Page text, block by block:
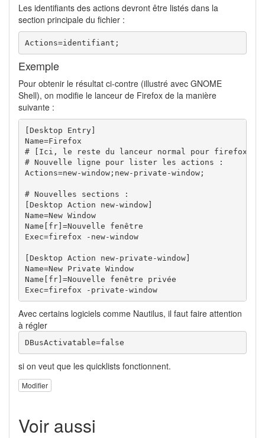
Les identifiants des actions devront être listés dans la
section principale du fichier :
Actions=identifiant;
Exemple
Pour obtenir le résultat ci-contre (illustré avec GNOME
Shell), on modifie le lanceur de Firefox de la manière
suivante :
[Desktop Entry]
Name=Firefox
# [Ici, le reste du lanceur normal pour firefox]
# Nouvelle ligne pour lister les actions :
Actions=new-window;new-private-window;
# Nouvelles sections :
[Desktop Action new-window]
Name=New Window
Name[fr]=Nouvelle fenêtre
Exec=firefox -new-window
[Desktop Action new-private-window]
Name=New Private Window
Name[fr]=Nouvelle fenêtre privée
Exec=firefox -private-window
Avec certains logiciels comme Nautilus, il faut faire attention
à régler
DBusActivatable=false
si on veut que les quicklists fonctionnent.
Modifier
Voir aussi